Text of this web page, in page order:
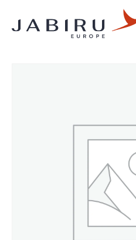
Accueil Non classé